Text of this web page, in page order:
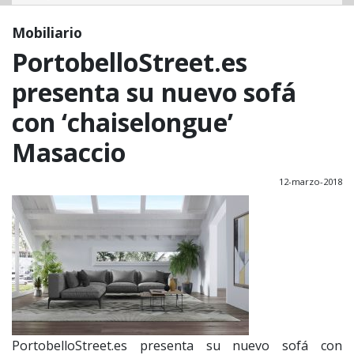
Mobiliario
PortobelloStreet.es
presenta su nuevo sofá
con ‘chaiselongue’
Masaccio
12-marzo-2018
PortobelloStreet.es presenta su nuevo sofá con